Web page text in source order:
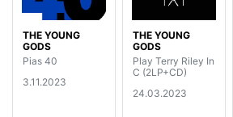
THE YOUNG
GODS
Pias 40
3.11.2023
THE YOUNG
GODS
Play Terry Riley In
C (2LP+CD)
24.03.2023